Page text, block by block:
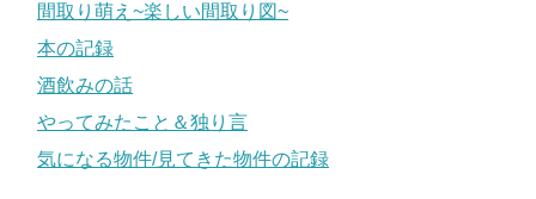
間取り萌え~楽しい間取り図~
本の記録
酒飲みの話
やってみたこと＆独り言
気になる物件/見てきた物件の記録